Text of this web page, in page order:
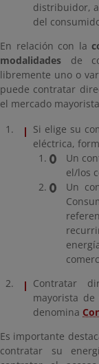
distribuidor,
del
En relación con la
modalidades de
libremente uno o
puede contratar
el mercado
Si elige su
eléctrica,
Un
el/los
Un
Contratar
mayorista
denomina
Es importante
contratar su